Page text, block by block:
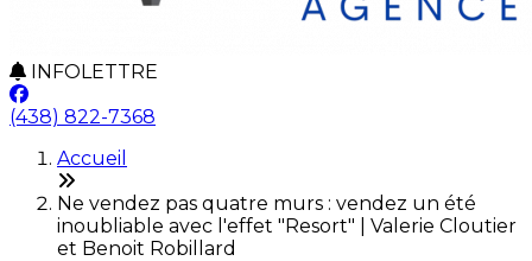
INFOLETTRE
(438) 822-7368
Accueil
Ne vendez pas quatre murs : vendez un été
inoubliable avec l'effet "Resort" | Valerie Cloutier
et Benoit Robillard